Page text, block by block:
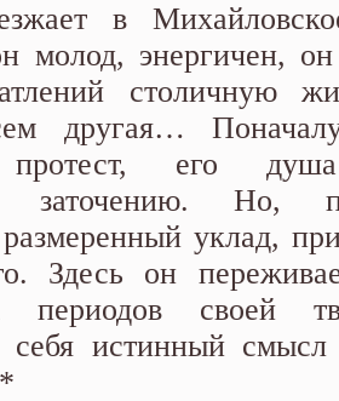
в
молод, энергичен, он
столичную
другая…
протест, его душа
заточению. Но,
уклад,
Здесь он
периодов своей
себя истинный смысл